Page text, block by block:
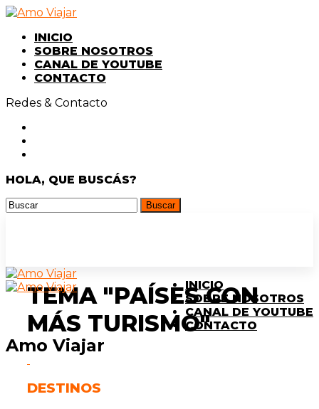
INICIO
SOBRE NOSOTROS
CANAL DE YOUTUBE
CONTACTO
Redes & Contacto
HOLA, QUE BUSCÁS?
Amo Viajar
INICIO
SOBRE NOSOTROS
CANAL DE YOUTUBE
CONTACTO
TEMA "PAÍSES CON
MÁS TURISMO"
DESTINOS